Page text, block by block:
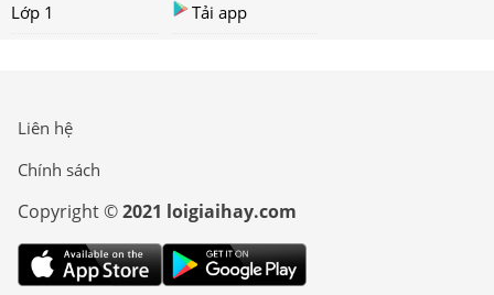
Lớp 1
Tải app
Liên hệ
Chính sách
Copyright ©2021 loigiaihay.com